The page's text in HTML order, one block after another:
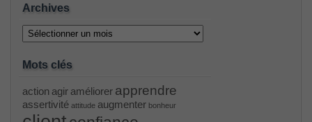
Archives
Archives
Mots clés
action agir améliorer apprendre
assertivité attitude augmenter bonheur